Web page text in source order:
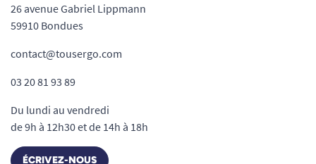
26 avenue Gabriel Lippmann
59910 Bondues
contact@tousergo.com
03 20 81 93 89
Du lundi au vendredi
de 9h à 12h30 et de 14h à 18h
ÉCRIVEZ-NOUS